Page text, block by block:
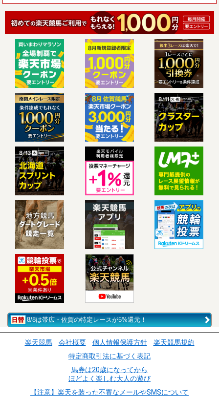
8/8は帯広・佐賀の特定レースが5%還元！
楽天競馬 会社概要 個人情報保護方針
楽天競馬規約
特定商取引法に基づく表記
馬券は20歳になってから
ほどよく楽しむ大人の遊び
【注意】楽天を装った不審なメールやSMSについて